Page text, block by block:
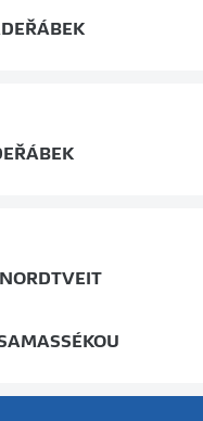
NORDTVEIT